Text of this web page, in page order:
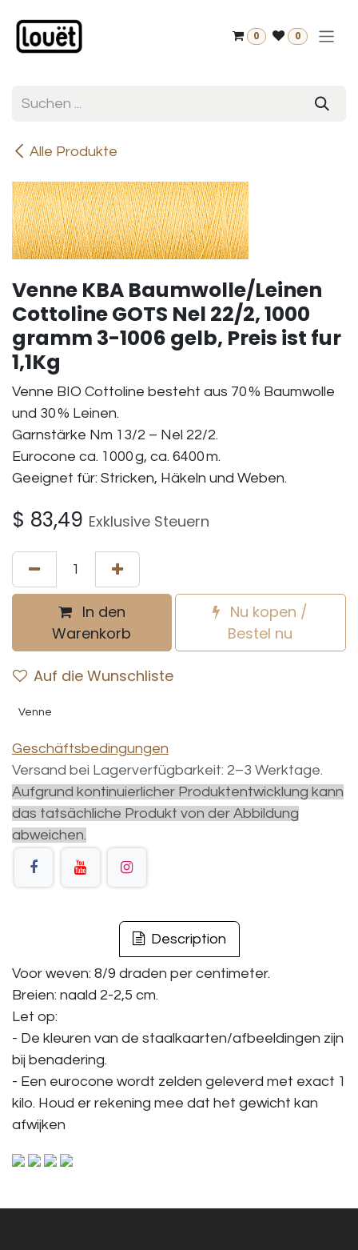
0 0
Alle Produkte
Venne KBA Baumwolle/Leinen
Cottoline GOTS Nel 22/2, 1000
gramm 3-1006 gelb, Preis ist fur
1,1Kg
Venne BIO Cottoline besteht aus 70 % Baumwolle
und 30 % Leinen.
Garnstärke Nm 13/2 – Nel 22/2.
Eurocone ca. 1000 g, ca. 6400 m.
Geeignet für: Stricken, Häkeln und Weben.
$ 83,49 Exklusive Steuern
In den
Warenkorb
Nu kopen /
Bestel nu
Auf die Wunschliste
Venne
Geschäftsbedingungen
Versand bei Lagerverfügbarkeit: 2–3 Werktage.
Aufgrund kontinuierlicher Produktentwicklung kann
das tatsächliche Produkt von der Abbildung
abweichen.
Description
Voor weven: 8/9 draden per centimeter.
Breien: naald 2-2,5 cm.
Let op:
- De kleuren van de staalkaarten/afbeeldingen zijn
bij benadering.
- Een eurocone wordt zelden geleverd met exact 1
kilo. Houd er rekening mee dat het gewicht kan
afwijken